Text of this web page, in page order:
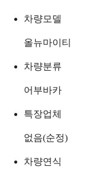
차량모델
올뉴마이티
차량분류
어부바카
특장업체
없음(순정)
차량연식